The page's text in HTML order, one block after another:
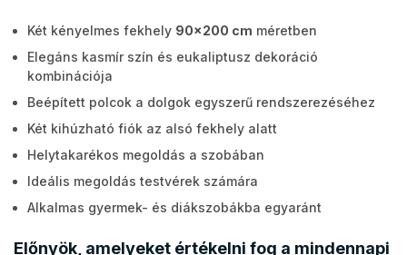
Két kényelmes fekhely 90x200 cm méretben
Elegáns kasmír szín és eukaliptusz dekoráció
kombinációja
Beépített polcok a dolgok egyszerű rendszerezéséhez
Két kihúzható fiók az alsó fekhely alatt
Helytakarékos megoldás a szobában
Ideális megoldás testvérek számára
Alkalmas gyermek- és diákszobákba egyaránt
Előnyök, amelyeket értékelni fog a mindennapi